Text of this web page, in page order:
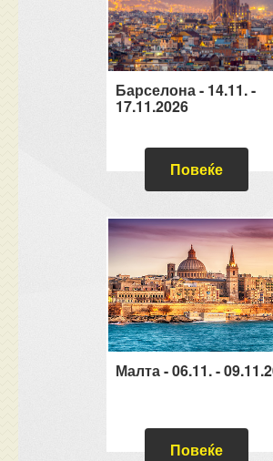
Барселона - 14.11. -
17.11.2026
Повеќе
Малта - 06.11. -
Повеќе